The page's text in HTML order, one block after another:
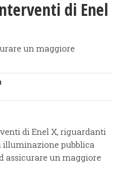
di Enel
un maggiore
di Enel X, riguardanti
illuminazione pubblica
assicurare un maggiore